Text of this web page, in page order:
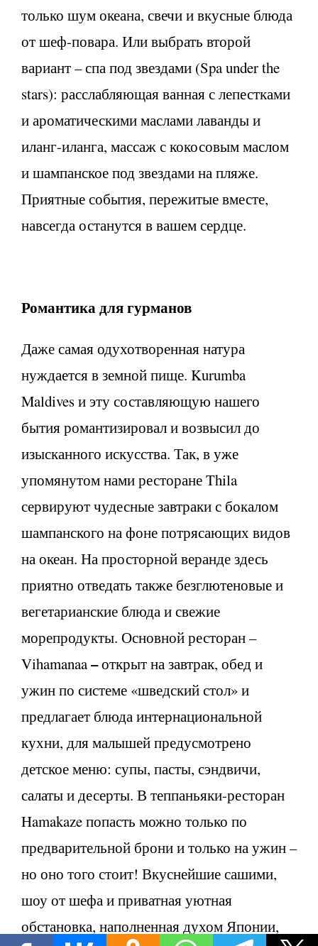
только шум океана, свечи и вкусные блюда
от шеф-повара. Или выбрать второй
вариант – спа под звездами (Spa under the
stars): расслабляющая ванная с лепестками
и ароматическими маслами лаванды и
иланг-иланга, массаж с кокосовым маслом
и шампанское под звездами на пляже.
Приятные события, пережитые вместе,
навсегда останутся в вашем сердце.
Романтика для гурманов
Даже самая одухотворенная натура
нуждается в земной пище. Kurumba
Maldives и эту составляющую нашего
бытия романтизировал и возвысил до
изысканного искусства. Так, в уже
упомянутом нами ресторане Thila
сервируют чудесные завтраки с бокалом
шампанского на фоне потрясающих видов
на океан. На просторной веранде здесь
приятно отведать также безглютеновые и
вегетарианские блюда и свежие
морепродукты. Основной ресторан –
Vihamanaa–открыт на завтрак, обед и
ужин по системе «шведский стол» и
предлагает блюда интернациональной
кухни, для малышей предусмотрено
детское меню: супы, пасты, сэндвичи,
салаты и десерты. В теппаньяки-ресторан
Hamakaze попасть можно только по
предварительной брони и только на ужин –
но оно того стоит! Вкуснейшие сашими,
шоу от шефа и приватная уютная
обстановка, наполненная духом Японии,